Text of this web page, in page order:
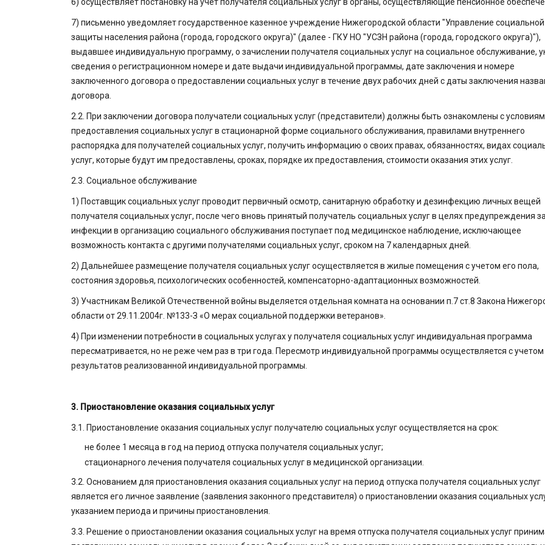
6) осуществляет постановку на учет получателя социальных услуг в органы, осуществляющие пенсионное
7) письменно уведомляет государственное казенное учреждение Нижегородской области "Управление социальной
защиты населения района (города, городского округа)" (далее - ГКУ НО "УСЗН района (города, городского округа)"),
выдавшее индивидуальную программу, о зачислении получателя социальных услуг на социальное обслуживание,
сведения о регистрационном номере и дате выдачи индивидуальной программы, дате заключения и номере
заключенного договора о предоставлении социальных услуг в течение двух рабочих дней с даты заключения
договора.
2.2. При заключении договора получатели социальных услуг (представители) должны быть ознакомлены с
предоставления социальных услуг в стационарной форме социального обслуживания, правилами внутреннего
распорядка для получателей социальных услуг, получить информацию о своих правах, обязанностях, видах
услуг, которые будут им предоставлены, сроках, порядке их предоставления, стоимости оказания этих услуг.
2.3. Социальное обслуживание
1) Поставщик социальных услуг проводит первичный осмотр, санитарную обработку и дезинфекцию личных вещей
получателя социальных услуг, после чего вновь принятый получатель социальных услуг в целях предупреждения
инфекции в организацию социального обслуживания поступает под медицинское наблюдение, исключающее
возможность контакта с другими получателями социальных услуг, сроком на 7 календарных дней.
2) Дальнейшее размещение получателя социальных услуг осуществляется в жилые помещения с учетом его пола,
состояния здоровья, психологических особенностей, компенсаторно-адаптационных возможностей.
3) Участникам Великой Отечественной войны выделяется отдельная комната на основании п.7 ст.8 Закона
области от 29.11.2004г. №133-З «О мерах социальной поддержки ветеранов».
4) При изменении потребности в социальных услугах у получателя социальных услуг индивидуальная программа
пересматривается, но не реже чем раз в три года. Пересмотр индивидуальной программы осуществляется с учетом
результатов реализованной индивидуальной программы.
3. Приостановление оказания социальных услуг
3.1. Приостановление оказания социальных услуг получателю социальных услуг осуществляется на срок:
не более 1 месяца в год на период отпуска получателя социальных услуг;
стационарного лечения получателя социальных услуг в медицинской организации.
3.2. Основанием для приостановления оказания социальных услуг на период отпуска получателя социальных услуг
является его личное заявление (заявления законного представителя) о приостановлении оказания социальных
указанием периода и причины приостановления.
3.3. Решение о приостановлении оказания социальных услуг на время отпуска получателя социальных услуг